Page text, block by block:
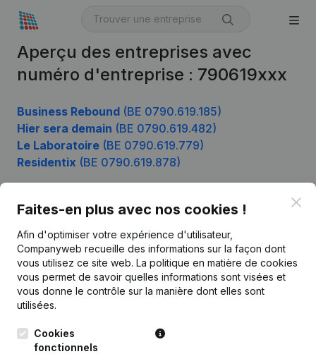
Aperçu des entreprises avec
numéro d'entreprise : 790619xxx
Business Rebound (BE 0790.619.185)
Hier sera demain (BE 0790.619.482)
Le Laboratoire (BE 0790.619.779)
Residentix (BE 0790.619.878)
Faites-en plus avec nos cookies !
Afin d'optimiser votre expérience d'utilisateur,
Companyweb recueille des informations sur la façon dont
vous utilisez ce site web. La politique en matière de cookies
vous permet de savoir quelles informations sont visées et
vous donne le contrôle sur la manière dont elles sont
utilisées.
Cookies
fonctionnels
Français
Leuvensesteenweg
248D,
Produit
Informations d’entreprise
Monitoring
Recherche internationale